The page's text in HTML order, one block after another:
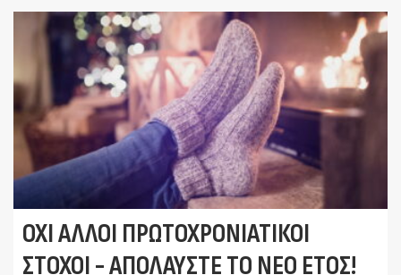
ΌΧΙ ΆΛΛΟΙ ΠΡΩΤΟΧΡΟΝΙΆΤΙΚΟΙ
ΣΤΌΧΟΙ - ΑΠΟΛΑΎΣΤΕ ΤΟ ΝΈΟ ΈΤΟΣ!